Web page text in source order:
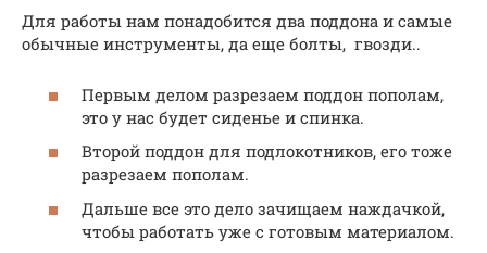
Для работы нам понадобится два поддона и самые
обычные инструменты, да еще болты, гвозди..
Первым делом разрезаем поддон пополам,
это у нас будет сиденье и спинка.
Второй поддон для подлокотников, его тоже
разрезаем пополам.
Дальше все это дело зачищаем наждачкой,
чтобы работать уже с готовым материалом.